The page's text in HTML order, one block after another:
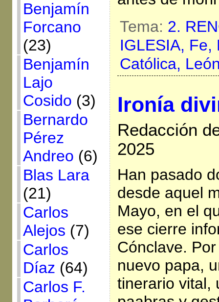
Benjamín
Forcano
(23)
Benjamín
Lajo
Cosido (3)
Bernardo
Pérez
Andreo (6)
Blas Lara
(21)
Carlos
Alejos (7)
Carlos
Díaz (64)
Carlos F.
Tema: 2.
IGLESIA, Fe,
Católica,
Ironía
Redacción
2025
Han pasado
desde aquel
Mayo, en el
ese cierre
Cónclave.
nuevo papa,
tinerario vital,